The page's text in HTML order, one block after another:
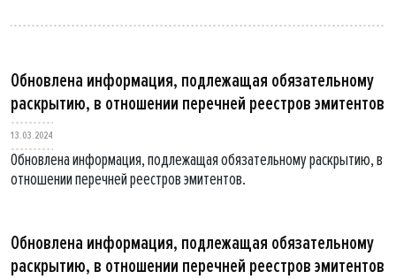
Обновлена информация, подлежащая обязательному
раскрытию, в отношении перечней реестров эмитентов
13.03.2024
Обновлена информация, подлежащая обязательному раскрытию, в
отношении перечней реестров эмитентов.
Обновлена информация, подлежащая обязательному
раскрытию, в отношении перечней реестров эмитентов